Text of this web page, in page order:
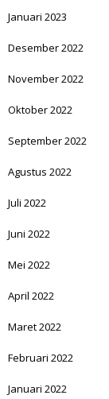
Januari 2023
Desember 2022
November 2022
Oktober 2022
September 2022
Agustus 2022
Juli 2022
Juni 2022
Mei 2022
April 2022
Maret 2022
Februari 2022
Januari 2022